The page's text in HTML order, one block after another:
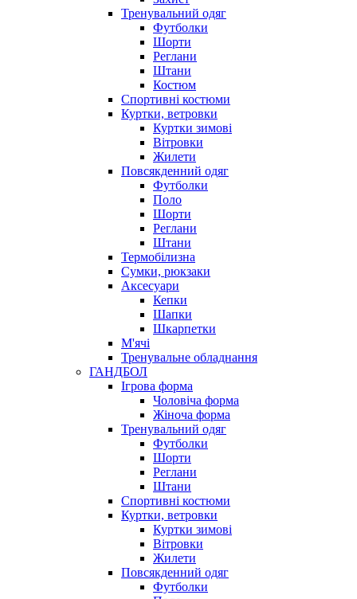
Тренувальний одяг
Футболки
Шорти
Реглани
Штани
Костюм
Спортивні костюми
Куртки, ветровки
Куртки зимові
Вітровки
Жилети
Повсякденний одяг
Футболки
Поло
Шорти
Реглани
Штани
Термобілизна
Сумки, рюкзаки
Аксесуари
Кепки
Шапки
Шкарпетки
М'ячі
Тренувальне обладнання
ГАНДБОЛ
Ігрова форма
Чоловіча форма
Жіноча форма
Тренувальний одяг
Футболки
Шорти
Реглани
Штани
Спортивні костюми
Куртки, ветровки
Куртки зимові
Вітровки
Жилети
Повсякденний одяг
Футболки